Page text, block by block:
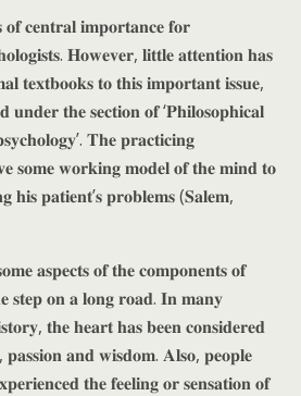
𝐜𝐞𝐧𝐭𝐫𝐚𝐥 𝐢𝐦𝐩𝐨𝐫𝐭𝐚𝐧𝐜𝐞 𝐟𝐨𝐫
𝐇𝐨𝐰𝐞𝐯𝐞𝐫, 𝐥𝐢𝐭𝐭𝐥𝐞 𝐚𝐭𝐭𝐞𝐧𝐭𝐢𝐨𝐧 𝐡𝐚𝐬
𝐭𝐞𝐱𝐭𝐛𝐨𝐨𝐤𝐬 𝐭𝐨 𝐭𝐡𝐢𝐬 𝐢𝐦𝐩𝐨𝐫𝐭𝐚𝐧𝐭 𝐢𝐬𝐬𝐮𝐞,
𝐮𝐧𝐝𝐞𝐫 𝐭𝐡𝐞 𝐬𝐞𝐜𝐭𝐢𝐨𝐧 𝐨𝐟 ‘𝐏𝐡𝐢𝐥𝐨𝐬𝐨𝐩𝐡𝐢𝐜𝐚𝐥
𝐓𝐡𝐞 𝐩𝐫𝐚𝐜𝐭𝐢𝐜𝐢𝐧𝐠
𝐬𝐨𝐦𝐞 𝐰𝐨𝐫𝐤𝐢𝐧𝐠 𝐦𝐨𝐝𝐞𝐥 𝐨𝐟 𝐭𝐡𝐞 𝐦𝐢𝐧𝐝 𝐭𝐨
𝐡𝐢𝐬 𝐩𝐚𝐭𝐢𝐞𝐧𝐭’𝐬 𝐩𝐫𝐨𝐛𝐥𝐞𝐦𝐬 (𝐒𝐚𝐥𝐞𝐦,
𝐚𝐬𝐩𝐞𝐜𝐭𝐬 𝐨𝐟 𝐭𝐡𝐞 𝐜𝐨𝐦𝐩𝐨𝐧𝐞𝐧𝐭𝐬 𝐨𝐟
𝐬𝐭𝐞𝐩 𝐨𝐧 𝐚 𝐥𝐨𝐧𝐠 𝐫𝐨𝐚𝐝. 𝐈𝐧 𝐦𝐚𝐧𝐲
𝐭𝐡𝐞 𝐡𝐞𝐚𝐫𝐭 𝐡𝐚𝐬 𝐛𝐞𝐞𝐧 𝐜𝐨𝐧𝐬𝐢𝐝𝐞𝐫𝐞𝐝
𝐩𝐚𝐬𝐬𝐢𝐨𝐧 𝐚𝐧𝐝 𝐰𝐢𝐬𝐝𝐨𝐦. 𝐀𝐥𝐬𝐨, 𝐩𝐞𝐨𝐩𝐥𝐞
𝐭𝐡𝐞 𝐟𝐞𝐞𝐥𝐢𝐧𝐠 𝐨𝐫 𝐬𝐞𝐧𝐬𝐚𝐭𝐢𝐨𝐧 𝐨𝐟